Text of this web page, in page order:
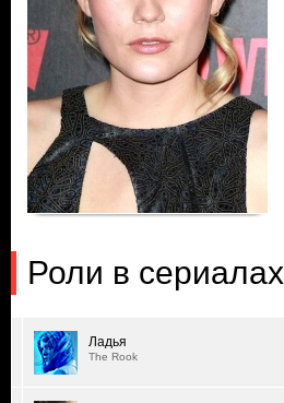
Роли в сериалах
Ладья
The Rook